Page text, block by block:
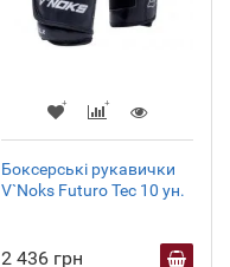
Боксерські рукавички
V`Noks Futuro Tec 10 ун.
2 436 грн